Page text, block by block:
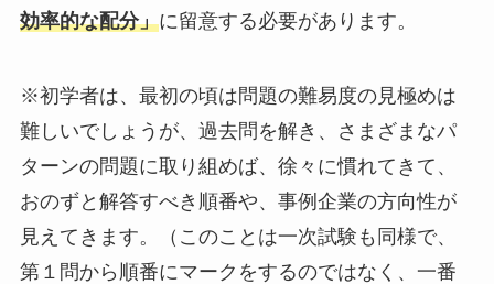
効率的な配分」に留意する必要があります。
※初学者は、最初の頃は問題の難易度の見極めは
難しいでしょうが、過去問を解き、さまざまなパ
ターンの問題に取り組めば、徐々に慣れてきて、
おのずと解答すべき順番や、事例企業の方向性が
見えてきます。（このことは一次試験も同様で、
第１問から順番にマークをするのではなく、一番